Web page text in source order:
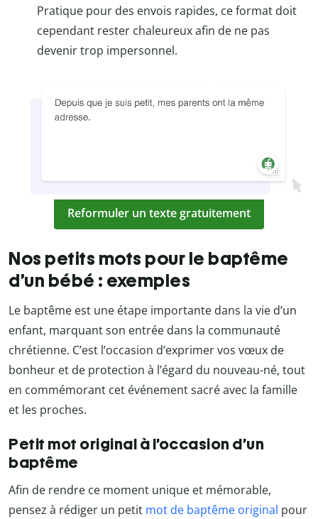
Pratique pour des envois rapides, ce format doit
cependant rester chaleureux afin de ne pas
devenir trop impersonnel.
Reformuler un texte gratuitement
Nos petits mots pour le baptême
d’un bébé : exemples
Le baptême est une étape importante dans la vie d’un
enfant, marquant son entrée dans la communauté
chrétienne. C’est l’occasion d’exprimer vos vœux de
bonheur et de protection à l’égard du nouveau-né, tout
en commémorant cet événement sacré avec la famille
et les proches.
Petit mot original à l’occasion d’un
baptême
Afin de rendre ce moment unique et mémorable,
pensez à rédiger un petit mot de baptême original pour